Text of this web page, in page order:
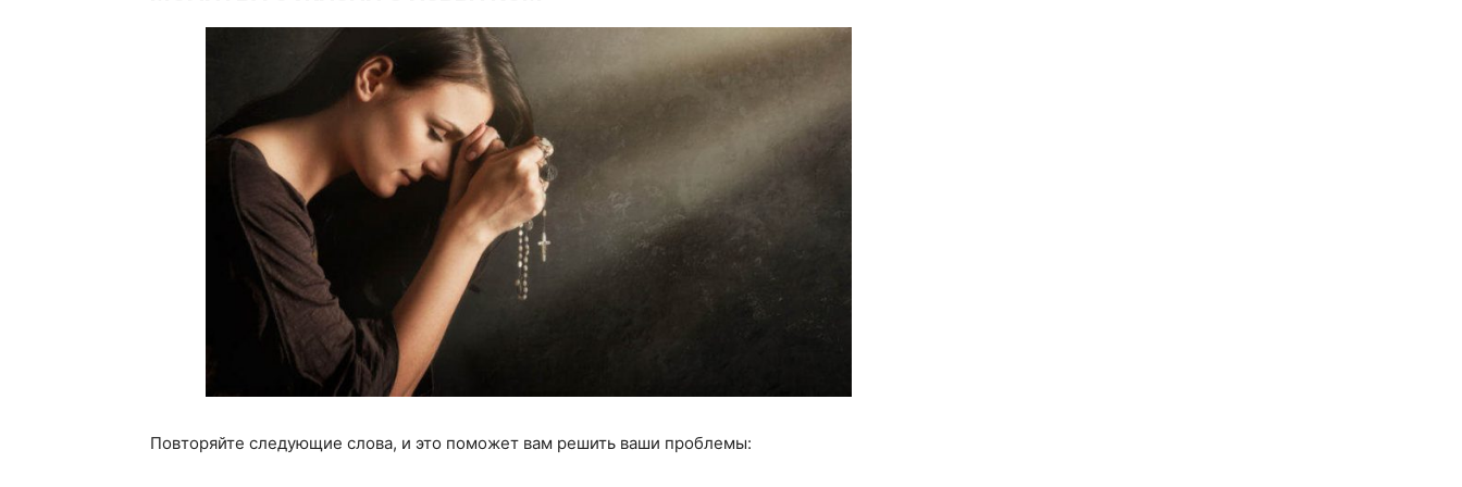
Повторяйте следующие слова, и это поможет вам решить ваши проблемы: